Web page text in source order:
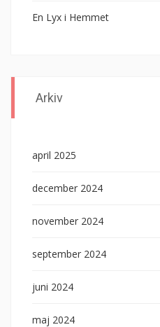
En Lyx i Hemmet
Arkiv
april 2025
december 2024
november 2024
september 2024
juni 2024
maj 2024